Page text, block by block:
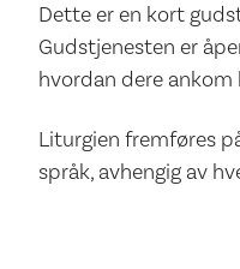
Dette er en kort
Gudstjenesten er
hvordan dere ankom
Liturgien fremføres
språk, avhengig av